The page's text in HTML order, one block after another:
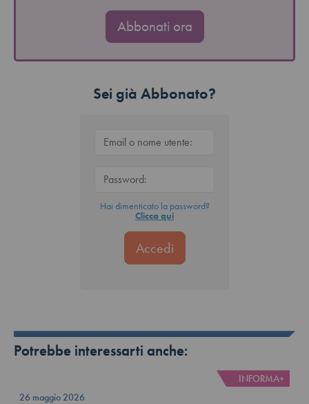
Abbonati ora
Sei già Abbonato?
Hai dimenticato la password?
Clicca qui
Potrebbe interessarti anche:
INFORMA+
26 maggio 2026